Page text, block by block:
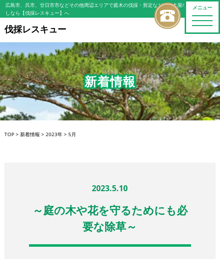
メニュー
toggle
広島市、呉市、廿日市市などその他周辺エリアで庭木の伐採・剪定などの植木屋/造園屋をお探
しなら【伐採レスキュー】へ
伐採レスキュー
新着情報
TOP> 新着情報 > 2023年> 5月
2023.5.10
～庭の木や花を守るためにも必
要な除草～